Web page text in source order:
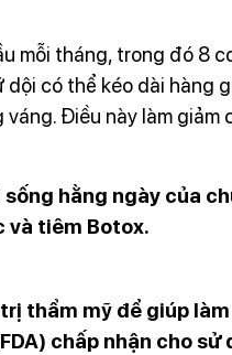
mỗi tháng, trong đó 8
có thể kéo dài hàng
Điều này làm
hằng ngày của
và tiêm Botox.
thẩm mỹ để giúp
chấp nhận cho